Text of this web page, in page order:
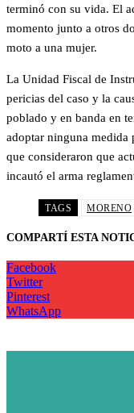
terminó con su vida. El
momento junto a otros
moto a una mujer.
La Unidad Fiscal de
pericias del caso y la
poblado y en banda en
adoptar ninguna medida
que consideraron que
incautó el arma
TAGS MORENO
COMPARTÍ ESTA
Facebook
Twitter
Pinterest
WhatsApp